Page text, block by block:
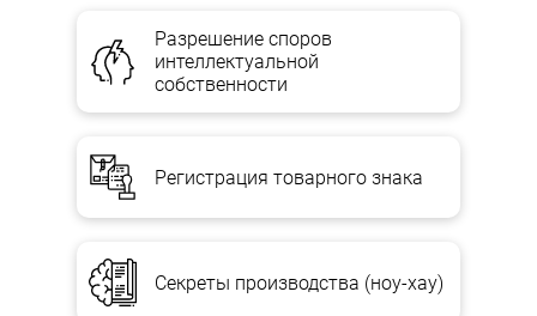
Следовательно, ликвидационный баланс составляется
комиссией после завершения расчетов с кредиторами. В нем
отражаются активы (имущество), оставшиеся после
должен быть утвержден участниками юрлица или органом,
принявшим решение о ликвидации юрлица.
Имущество юрлица, оставшееся после удовлетворения
не установлено учредительными документами или законом.
Например, пп. 7.11.11 Закона о налогообложении прибыли
устанавливает, что в случае ликвидации неприбыльной
Разрешение споров
интеллектуальной
собственности
Регистрация товарного знака
Секреты производства (ноу-хау)